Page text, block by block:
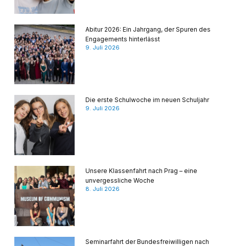
Abitur 2026: Ein Jahrgang, der Spuren des
Engagements hinterlässt
9. Juli 2026
Die erste Schulwoche im neuen Schuljahr
9. Juli 2026
Unsere Klassenfahrt nach Prag – eine
unvergessliche Woche
8. Juli 2026
Seminarfahrt der Bundesfreiwilligen nach